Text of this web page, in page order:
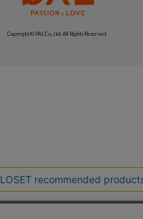
Copyright © PAL Co.,ltd. All Rights Reserved.